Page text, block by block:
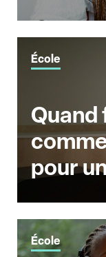
École
pour
École